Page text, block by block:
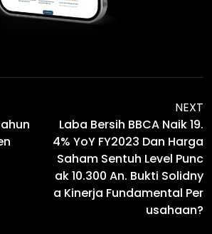
NEXT
Laba Bersih BBCA Naik 19.
4% YoY FY2023 Dan Harga
Saham Sentuh Level Punc
Ak 10.300 An. Bukti Solidny
A Kinerja Fundamental Per
Usahaan?